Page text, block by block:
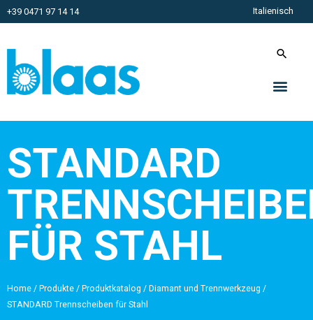
+39 0471 97 14 14 Italienisch
STANDARD
FÜR STAHL
Home / Produkte / Produktkatalog / Diamant und Trennwerkzeug /
STANDARD Trennscheiben für Stahl